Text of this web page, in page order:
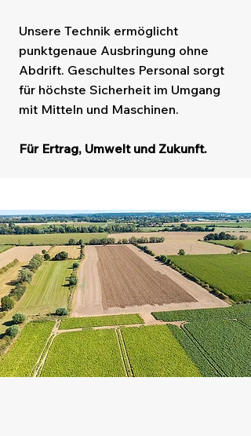
Unsere Technik ermöglicht
punktgenaue Ausbringung ohne
Abdrift. Geschultes Personal sorgt
für höchste Sicherheit im Umgang
mit Mitteln und Maschinen.
Für Ertrag, Umwelt und Zukunft.